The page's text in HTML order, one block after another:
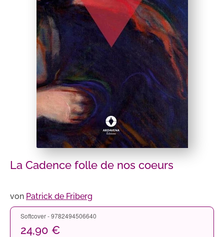
La Cadence folle de nos coeurs
von Patrick de Friberg
Softcover - 9782494506640
24,90 €